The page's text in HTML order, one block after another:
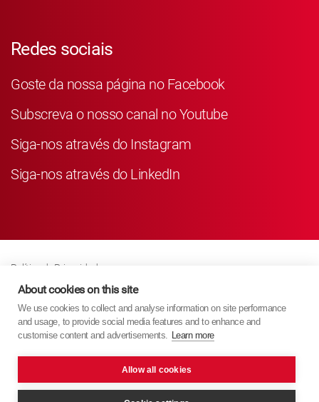
Redes sociais
Goste da nossa página no Facebook
Subscreva o nosso canal no Youtube
Siga-nos através do Instagram
Siga-nos através do LinkedIn
Política de Privacidade
Business Partner Privacy
Política de Cookies
Modern Slavery Act Policy
About cookies on this site
We use cookies to collect and analyse information on site performance
and usage, to provide social media features and to enhance and
customise content and advertisements. Learn more
Allow all cookies